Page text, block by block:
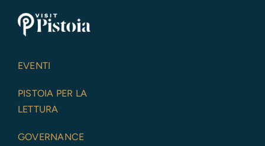
EVENTI
PISTOIA PER LA
LETTURA
GOVERNANCE